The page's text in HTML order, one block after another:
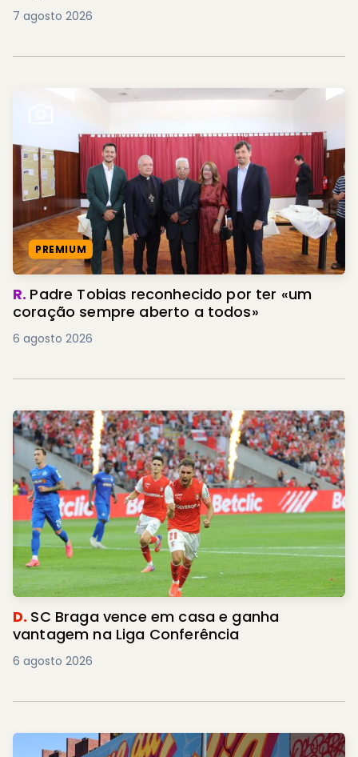
7 agosto 2026
PREMIUM
R. Padre Tobias reconhecido por ter «um
coração sempre aberto a todos»
6 agosto 2026
D. SC Braga vence em casa e ganha
vantagem na Liga Conferência
6 agosto 2026